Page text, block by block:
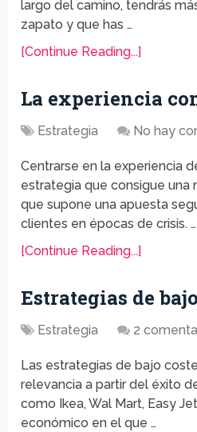
largo del camino, tendrás
zapato y que has …
[Continue Reading...]
La experiencia
Estrategia No hay
Centrarse en la experiencia
estrategia que consigue una
que supone una apuesta
clientes en épocas de crisis. …
[Continue Reading...]
Estrategias de
Estrategia 2
Las estrategias de bajo
relevancia a partir del éxito
como Ikea, Wal Mart, Easy
económico en el que …